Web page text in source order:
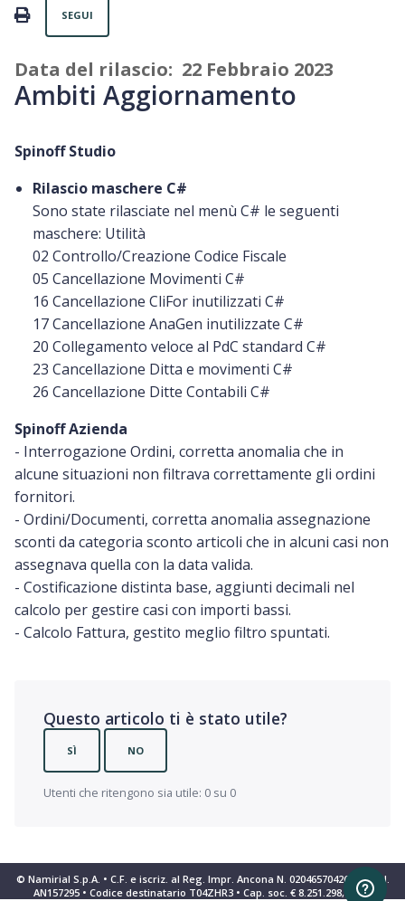
PRINT
SEGUI
Data del rilascio: 22 Febbraio 2023
Ambiti Aggiornamento
Spinoff Studio
Rilascio maschere C#
Sono state rilasciate nel menù C# le seguenti
maschere: Utilità
02 Controllo/Creazione Codice Fiscale
05 Cancellazione Movimenti C#
16 Cancellazione CliFor inutilizzati C#
17 Cancellazione AnaGen inutilizzate C#
20 Collegamento veloce al PdC standard C#
23 Cancellazione Ditta e movimenti C#
26 Cancellazione Ditte Contabili C#
Spinoff Azienda
- Interrogazione Ordini, corretta anomalia che in
alcune situazioni non filtrava correttamente gli ordini
fornitori.
- Ordini/Documenti, corretta anomalia assegnazione
sconti da categoria sconto articoli che in alcuni casi non
assegnava quella con la data valida.
- Costificazione distinta base, aggiunti decimali nel
calcolo per gestire casi con importi bassi.
- Calcolo Fattura, gestito meglio filtro spuntati.
Questo articolo ti è stato utile?
SÌ NO
Utenti che ritengono sia utile: 0 su 0
© Namirial S.p.A. • C.F. e iscriz. al Reg. Impr. Ancona N. 02046570426 • REA N.
AN157295 • Codice destinatario T04ZHR3 • Cap. soc. € 8.251.298,70 i.v.